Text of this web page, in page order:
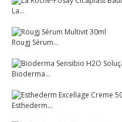
La...
Rougj Sérum...
Bioderma...
Esthederm...